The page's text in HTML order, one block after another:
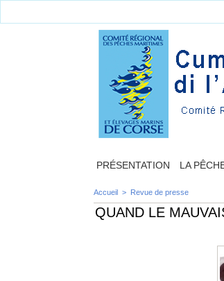
PRÉSENTATION LA
Accueil > Revue de presse
QUAND LE